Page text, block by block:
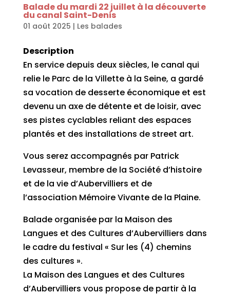
Balade du mardi 22 juillet à la découverte
du canal Saint-Denis
01 août 2025 | Les balades
Description
En service depuis deux siècles, le canal qui
relie le Parc de la Villette à la Seine, a gardé
sa vocation de desserte économique et est
devenu un axe de détente et de loisir, avec
ses pistes cyclables reliant des espaces
plantés et des installations de street art.
Vous serez accompagnés par Patrick
Levasseur, membre de la Société d’histoire
et de la vie d’Aubervilliers et de
l’association Mémoire Vivante de la Plaine.
Balade organisée par la Maison des
Langues et des Cultures d’Aubervilliers dans
le cadre du festival « Sur les (4) chemins
des cultures ».
La Maison des Langues et des Cultures
d’Aubervilliers vous propose de partir à la